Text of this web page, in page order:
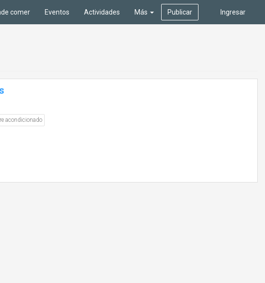
Ingresar
comer Eventos Actividades Más Publicar
acondicionado